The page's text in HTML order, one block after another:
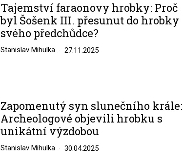
Tajemství faraonovy hrobky: Proč
byl Šošenk III. přesunut do hrobky
svého předchůdce?
Stanislav Mihulka 27.11.2025
Zapomenutý syn slunečního krále:
Archeologové objevili hrobku s
unikátní výzdobou
Stanislav Mihulka 30.04.2025